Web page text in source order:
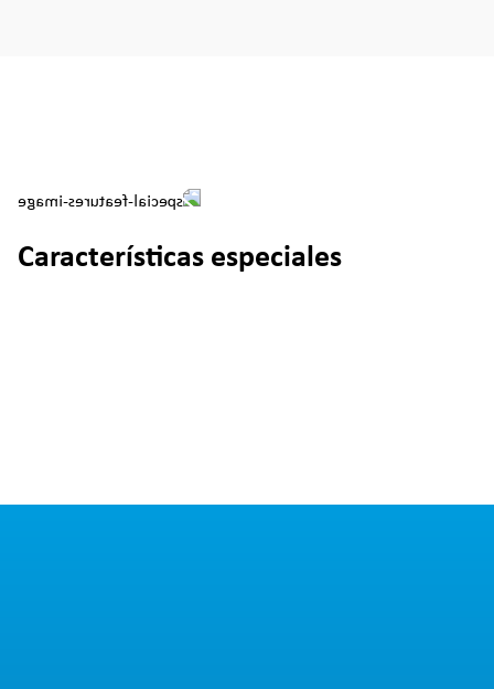
Características especiales